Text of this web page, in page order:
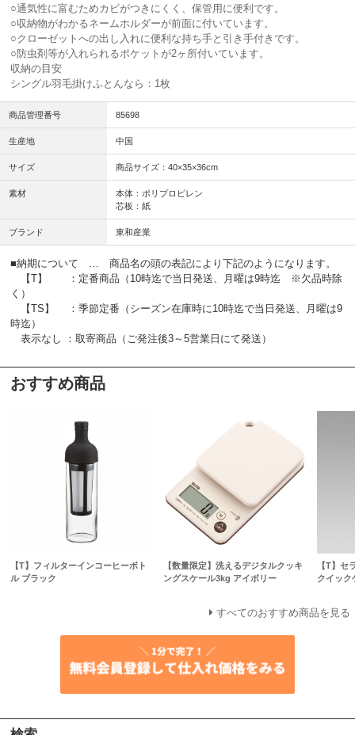
○通気性に富むためカビがつきにくく、保管用に便利です。
○収納物がわかるネームホルダーが前面に付いています。
○クローゼットへの出し入れに便利な持ち手と引き手付きです。
○防虫剤等が入れられるポケットが2ヶ所付いています。
収納の目安
シングル羽毛掛けふとんなら：1枚
商品管理番号 85698
生産地 中国
サイズ 商品サイズ：40×35×36cm
素材
本体：ポリプロピレン
芯板：紙
ブランド 東和産業
■納期について … 商品名の頭の表記により下記のようになります。
【T】 ：定番商品（10時迄で当日発送、月曜は9時迄 ※欠品時除
く）
【TS】 ：季節定番（シーズン在庫時に10時迄で当日発送、月曜は9
時迄）
表示なし ：取寄商品（ご発注後3～5営業日にて発送）
おすすめ商品
【T】フィルターインコーヒーボト
ル ブラック
【数量限定】洗えるデジタルクッキ
ングスケール3kg アイボリー
【T】セ
クイック
すべてのおすすめ商品を見る